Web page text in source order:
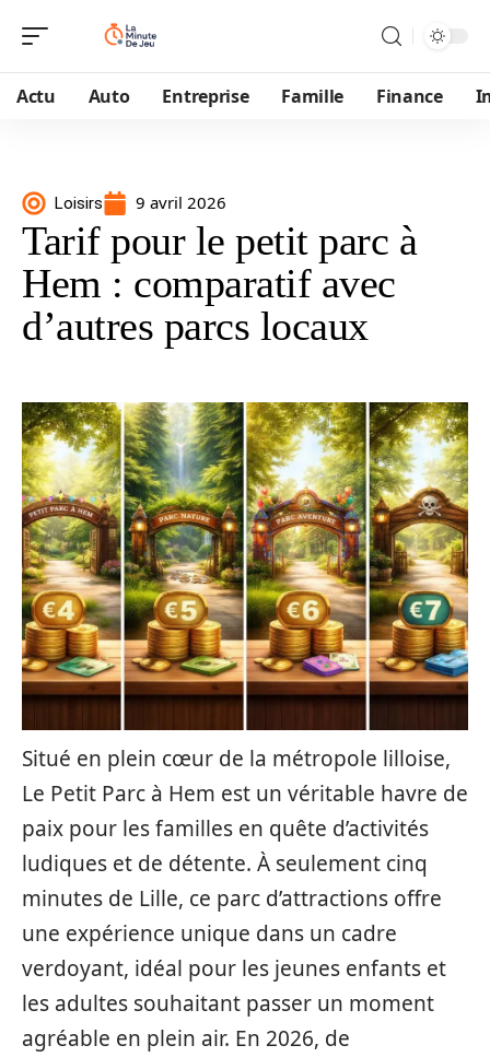
Actu Auto Entreprise Famille Finance
Loisirs 9 avril 2026
Tarif pour le petit parc à
Hem : comparatif avec
d’autres parcs locaux
Situé en plein cœur de la métropole lilloise,
Le Petit Parc à Hem est un véritable havre de
paix pour les familles en quête d’activités
ludiques et de détente. À seulement cinq
minutes de Lille, ce parc d’attractions offre
une expérience unique dans un cadre
verdoyant, idéal pour les jeunes enfants et
les adultes souhaitant passer un moment
agréable en plein air. En 2026, de